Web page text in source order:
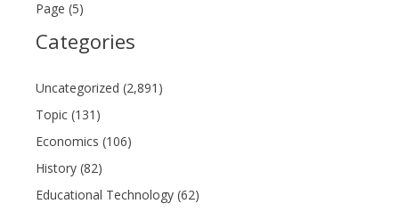
Page (5)
Categories
Uncategorized (2,891)
Topic (131)
Economics (106)
History (82)
Educational Technology (62)